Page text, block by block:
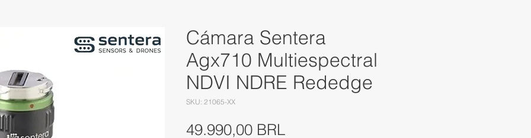
Cámara Sentera
Agx710 Multiespectral
NDVI NDRE Rededge
SKU: 21065-XX
49.990,00 BRLPrecio